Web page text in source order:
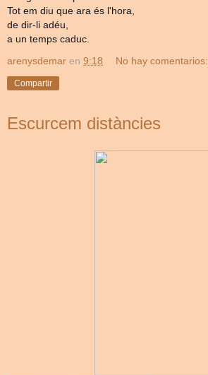
Tot em diu que ara és l'hora,
de dir-li adéu,
a un temps caduc.
arenysdemar en 9:18 No hay comentarios:
Compartir
Escurcem distàncies